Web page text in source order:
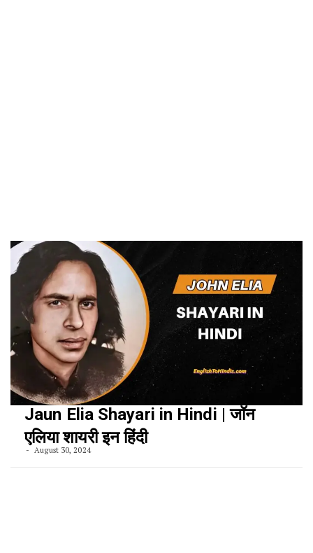
Jaun Elia Shayari in Hindi | जॉन
एलिया शायरी इन हिंदी
August 30, 2024